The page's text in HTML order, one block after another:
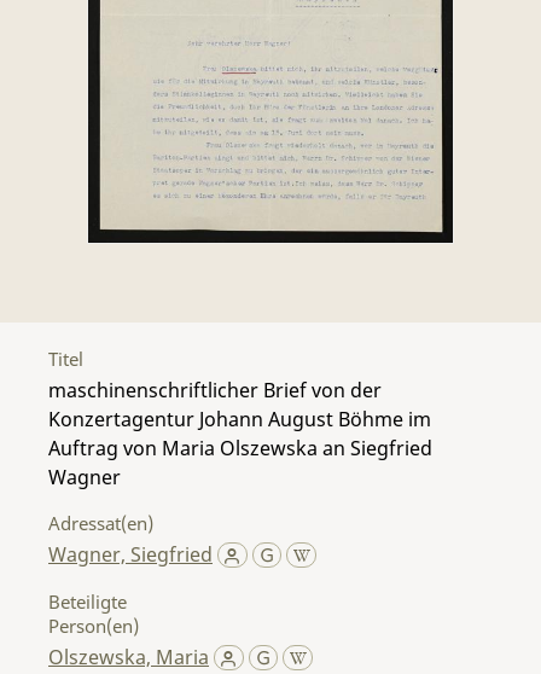
Titel
maschinenschriftlicher Brief von der
Konzertagentur Johann August Böhme im
Auftrag von Maria Olszewska an Siegfried
Wagner
Adressat(en)
Wagner, Siegfried
Beteiligte
Person(en)
Olszewska, Maria